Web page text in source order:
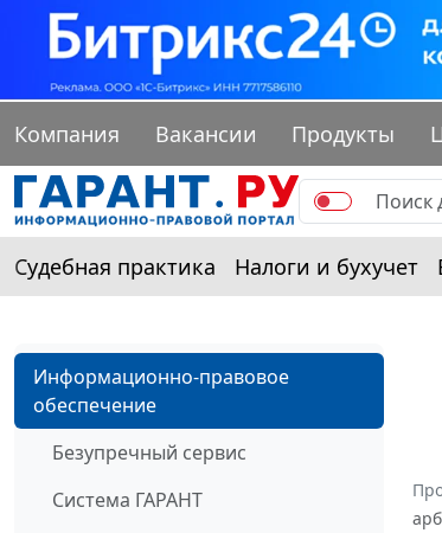
Компания Вакансии Продукты
Судебная практика Налоги и бухучет
Информационно-правовое
обеспечение
Безупречный сервис
Система ГАРАНТ